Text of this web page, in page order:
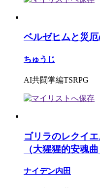
ベルゼヒムと災
ちゅうじ
AI共闘掌編TSRPG
ゴリラのレクイ
（大猩猩的安魂曲
ナイデン内田